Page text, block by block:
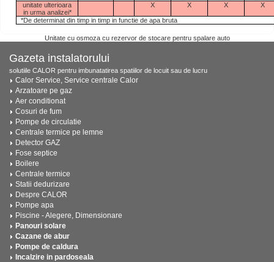
unitate ulterioara
in urma analizei*
X X X X
*De determinat din timp in timp in functie de apa bruta
Unitate cu osmoza cu rezervor de stocare pentru spalare auto
Gazeta instalatorului
solutiile CALOR pentru imbunatatirea spatiilor de locuit sau de lucru
Calor Service, Service centrale Calor
Arzatoare pe gaz
Aer conditionat
Cosuri de fum
Pompe de circulatie
Centrale termice pe lemne
Detector GAZ
Fose septice
Boilere
Centrale termice
Statii dedurizare
Despre CALOR
Pompe apa
Piscine - Alegere, Dimensionare
Panouri solare
Cazane de abur
Pompe de caldura
Incalzire in pardoseala